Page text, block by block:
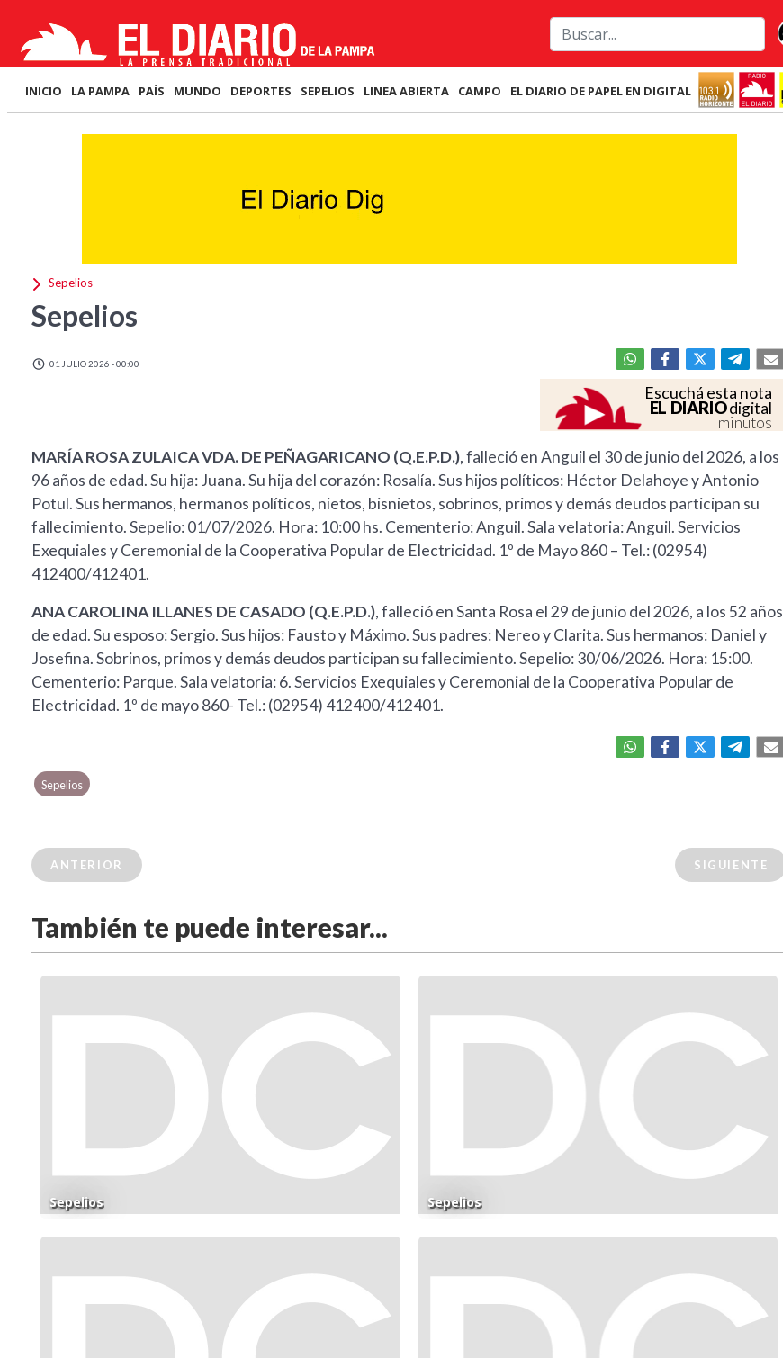
INICIO LA PAMPA PAÍS MUNDO DEPORTES SEPELIOS LINEA ABIERTA CAMPO EL DIARIO DE PAPEL EN DIGITAL
Sepelios
Sepelios
01 JULIO 2026 - 00:00
Escuchá esta nota
EL DIARIOdigital
minutos
MARÍA ROSA ZULAICA VDA. DE PEÑAGARICANO (Q.E.P.D.), falleció en Anguil el 30 de junio del 2026, a los
96 años de edad. Su hija: Juana. Su hija del corazón: Rosalía. Sus hijos políticos: Héctor Delahoye y Antonio
Potul. Sus hermanos, hermanos políticos, nietos, bisnietos, sobrinos, primos y demás deudos participan su
fallecimiento. Sepelio: 01/07/2026. Hora: 10:00 hs. Cementerio: Anguil. Sala velatoria: Anguil. Servicios
Exequiales y Ceremonial de la Cooperativa Popular de Electricidad. 1º de Mayo 860 – Tel.: (02954)
412400/412401.
ANA CAROLINA ILLANES DE CASADO (Q.E.P.D.), falleció en Santa Rosa el 29 de junio del 2026, a los 52 años
de edad. Su esposo: Sergio. Sus hijos: Fausto y Máximo. Sus padres: Nereo y Clarita. Sus hermanos: Daniel y
Josefina. Sobrinos, primos y demás deudos participan su fallecimiento. Sepelio: 30/06/2026. Hora: 15:00.
Cementerio: Parque. Sala velatoria: 6. Servicios Exequiales y Ceremonial de la Cooperativa Popular de
Electricidad. 1º de mayo 860- Tel.: (02954) 412400/412401.
Sepelios
ANTERIOR SIGUIENTE
También te puede interesar...
Sepelios Sepelios